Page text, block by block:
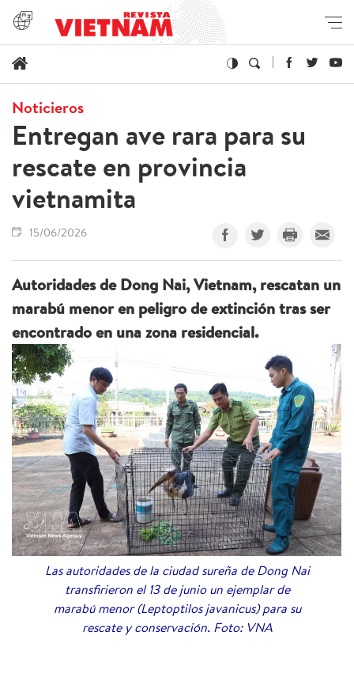
Noticieros
Entregan ave rara para su
rescate en provincia
vietnamita
15/06/2026
Autoridades de Dong Nai, Vietnam, rescatan un
marabú menor en peligro de extinción tras ser
encontrado en una zona residencial.
Las autoridades de la ciudad sureña de Dong Nai
transfirieron el 13 de junio un ejemplar de
marabú menor (Leptoptilos javanicus) para su
rescate y conservación. Foto: VNA